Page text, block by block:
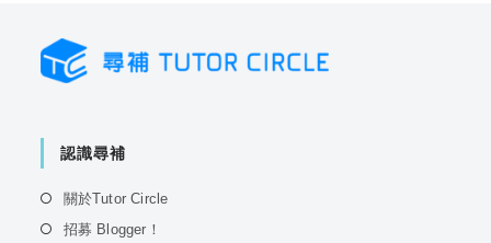
認識尋補
關於Tutor CircleOpens
招募 Blogger！